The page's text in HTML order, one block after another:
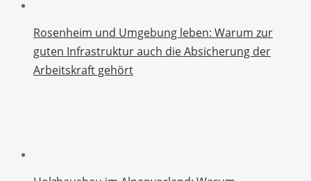
Rosenheim und Umgebung leben: Warum zur
guten Infrastruktur auch die Absicherung der
Arbeitskraft gehört